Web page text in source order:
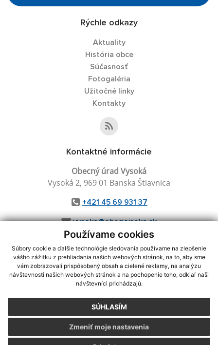
Používame cookies
Súbory cookie a ďalšie technológie sledovania používame na zlepšenie
vášho zážitku z prehliadania našich webových stránok, na to, aby sme
vám zobrazovali prispôsobený obsah a cielené reklamy, na analýzu
návštevnosti našich webových stránok a na pochopenie toho, odkiaľ naši
návštevníci prichádzajú.
SÚHLASÍM
Zmeniť moje nastavenia
Rýchle odkazy
Aktuality
História obce
Súčasnosť
Fotogaléria
Užitočné linky
Kontakty
Kontaktné informácie
Obecný úrad Vysoká
Vysoká 2, 969 01 Banska Štiavnica
+421 45 69 931 37
vysoka@obecvysoka.sk
využite možnosť získavania aktuálnych informácií s využitím RSS
CMS systém (redakčný) systém ECHELON 2,Mapa stránok,web portál
webex.digital, s.r.o.,domény,registrácia domény
Posledná aktualizácia:07.08.2026
Vytlačiť stránku|Vyhlásenie o prístupnosti